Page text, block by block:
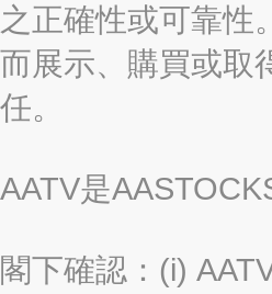
之正確性或可靠性
而展示、購買或取
任。
AATV是
閣下確認：(i)